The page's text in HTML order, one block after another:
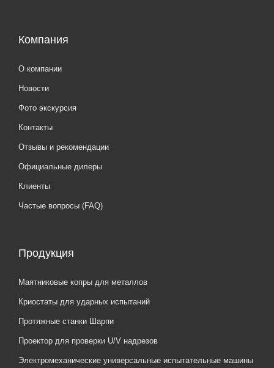
Компания
О компании
Новости
Фото экскурсия
Контакты
Отзывы и рекомендации
Официальные дилеры
Клиенты
Частые вопросы (FAQ)
Продукция
Маятниковые копры для металлов
Криостаты для ударных испытаний
Протяжные станки Шарпи
Проектор для проверки U/V надрезов
Электромеханические универсальные испытательные машины